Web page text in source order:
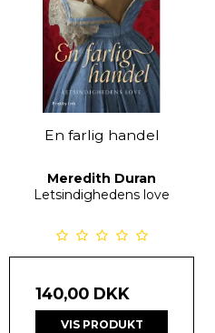
En farlig handel
Meredith Duran
Letsindighedens love
140,00 DKK
VIS PRODUKT